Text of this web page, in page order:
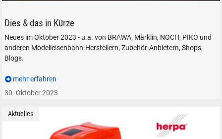
Dies & das in Kürze
Neues im Oktober 2023 - u.a. von BRAWA, Märklin, NOCH, PIKO und
anderen Modelleisenbahn-Herstellern, Zubehör-Anbietern, Shops,
Blogs.
mehr erfahren
30. Oktober 2023
Aktuelles